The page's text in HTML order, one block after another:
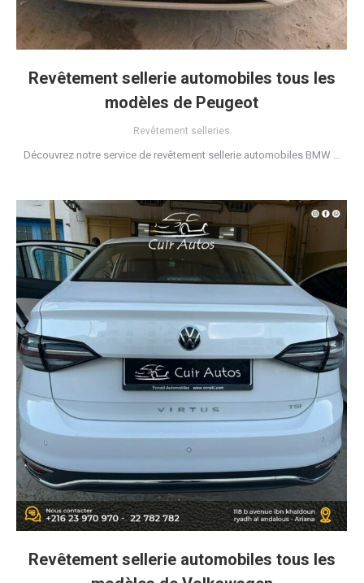
Revêtement sellerie automobiles tous les
modèles de Peugeot
Revêtement selleries
Découvrez notre service de revêtement sellerie automobiles BMW …
Revêtement sellerie automobiles tous les